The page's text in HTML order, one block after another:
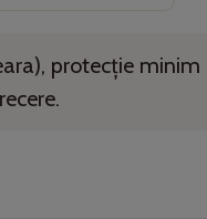
protecție minim